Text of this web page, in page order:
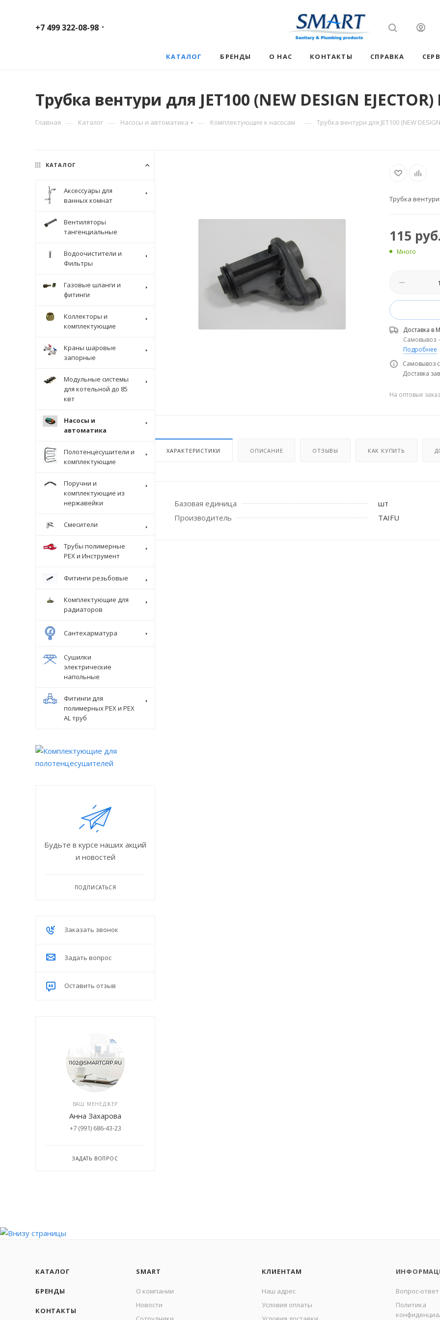
+7 499 322-08-98
КАТАЛОГ БРЕНДЫ О НАС КОНТАКТЫ СПРАВКА
Трубка вентури для JET100 (NEW DESIGN
Главная — Каталог — Насосы и автоматика — Комплектующие к насосам — Трубка вентури для JET100 (NEW
Трубка вентури
115 руб.
Много
Доставка в
Самовывоз
Подробнее
Самовывоз
Доставка
На оптовые
ХАРАКТЕРИСТИКИ ОПИСАНИЕ ОТЗЫВЫ КАК КУПИТЬ
Базовая единица
шт
Производитель
TAIFU
КАТАЛОГ
Аксессуары для
ванных комнат
Вентиляторы
тангенциальные
Водоочистители и
Фильтры
Газовые шланги и
фитинги
Коллекторы и
комплектующие
Краны шаровые
запорные
Модульные системы
для котельной до 85
квт
Насосы и
автоматика
Полотенцесушители и
комплектующие
Поручни и
комплектующие из
нержавейки
Смесители
Трубы полимерные
PEX и Инструмент
Фитинги резьбовые
Комплектующие для
радиаторов
Сантехарматура
Сушилки
электрические
напольные
Фитинги для
полимерных PEX и PEX
AL труб
Будьте в курсе наших акций
и новостей
ПОДПИСАТЬСЯ
Заказать звонок
Задать вопрос
Оставить отзыв
ВАШ МЕНЕДЖЕР
Анна Захарова
+7 (991) 686-43-23
ЗАДАТЬ ВОПРОС
КАТАЛОГ
БРЕНДЫ
КОНТАКТЫ
SMART
О компании
Новости
КЛИЕНТАМ
Наш адрес
Условия оплаты
Вопрос-ответ
Политика